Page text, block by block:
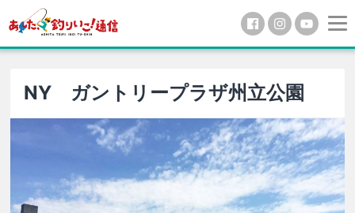
NY ガントリープラザ州立公園